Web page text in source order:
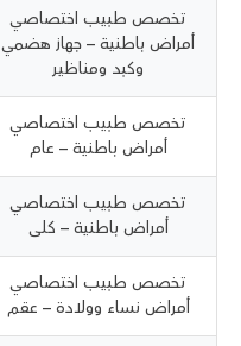
تخصص طبيب اختصاصي
أمراض باطنية – جهاز هضمي
وكبد ومناظير
تخصص طبيب اختصاصي
أمراض باطنية – عام
تخصص طبيب اختصاصي
أمراض باطنية – كلى
تخصص طبيب اختصاصي
أمراض نساء وولادة – عقم